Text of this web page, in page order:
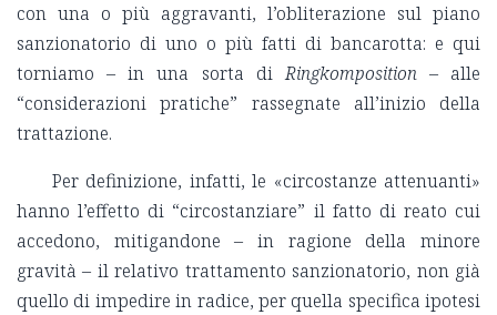
con una o più aggravanti, l’obliterazione sul piano
sanzionatorio di uno o più fatti di bancarotta: e qui
torniamo – in una sorta diRingkomposition– alle
“considerazioni pratiche” rassegnate all’inizio della
trattazione.
Per definizione, infatti, le «circostanze attenuanti»
hanno l’effetto di “circostanziare” il fatto di reato cui
accedono, mitigandone – in ragione della minore
gravità – il relativo trattamento sanzionatorio, non già
quello di impedire in radice, per quella specifica ipotesi